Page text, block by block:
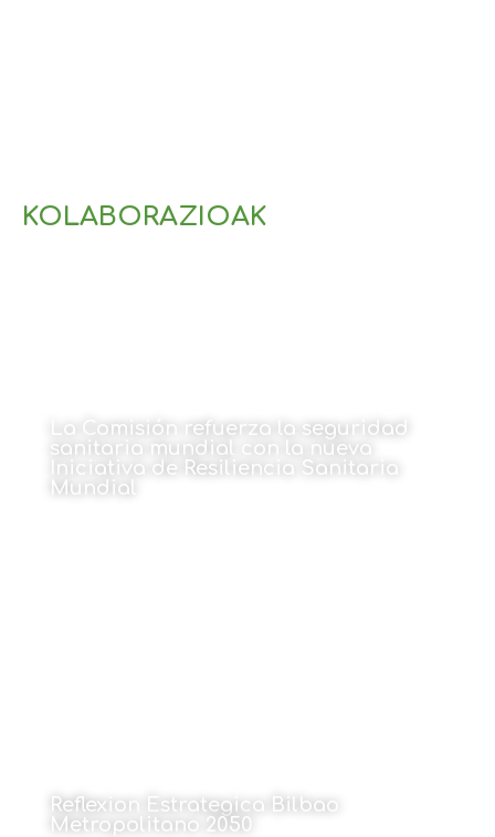
KOLABORAZIOAK
La Comisión refuerza la seguridad
sanitaria mundial con la nueva
Iniciativa de Resiliencia Sanitaria
Mundial
Reflexion Estrategica Bilbao
Metropolitano 2050